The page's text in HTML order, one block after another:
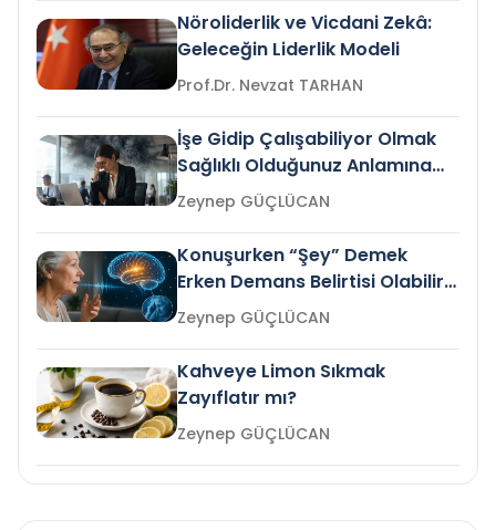
Nöroliderlik ve Vicdani Zekâ:
Geleceğin Liderlik Modeli
Prof.Dr. Nevzat TARHAN
İşe Gidip Çalışabiliyor Olmak
Sağlıklı Olduğunuz Anlamına
Gelir mi?Zeynep GÜÇLÜCAN
Konuşurken “Şey” Demek
Erken Demans Belirtisi Olabilir
mi?
Zeynep GÜÇLÜCAN
Kahveye Limon Sıkmak
Zayıflatır mı?
Zeynep GÜÇLÜCAN